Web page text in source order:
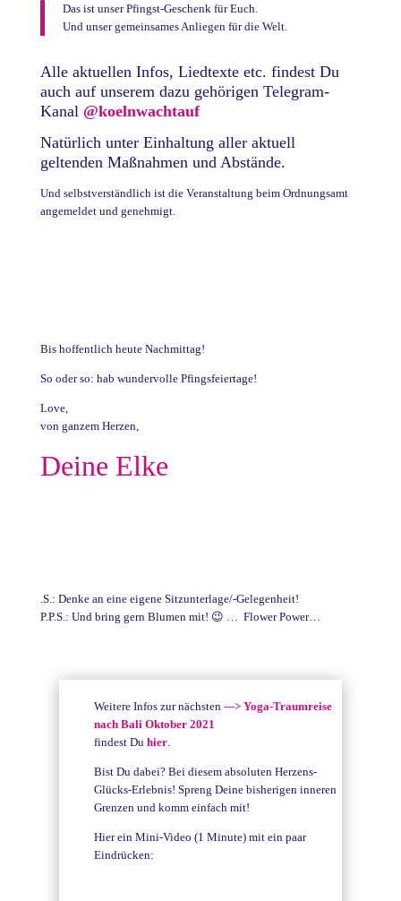
Das ist unser Pfingst-Geschenk für Euch.
Und unser gemeinsames Anliegen für die Welt.
Alle aktuellen Infos, Liedtexte etc. findest Du
auch auf unserem dazu gehörigen Telegram-
Kanal @koelnwachtauf
Natürlich unter Einhaltung aller aktuell
geltenden Maßnahmen und Abstände.
Und selbstverständlich ist die Veranstaltung beim Ordnungsamt
angemeldet und genehmigt.
Bis hoffentlich heute Nachmittag!
So oder so: hab wundervolle Pfingsfeiertage!
Love,
von ganzem Herzen,
Deine Elke
.S.: Denke an eine eigene Sitzunterlage/-Gelegenheit!
P.P.S.: Und bring gern Blumen mit! 😉 … Flower Power…
Weitere Infos zur nächsten---> Yoga-Traumreise
nach Bali Oktober 2021
findest Duhier
Bist Du dabei? Bei diesem absoluten Herzens-
Glücks-Erlebnis! Spreng Deine bisherigen inneren
Grenzen und komm einfach mit!
Hier ein Mini-Video (1 Minute) mit ein paar
Eindrücken: